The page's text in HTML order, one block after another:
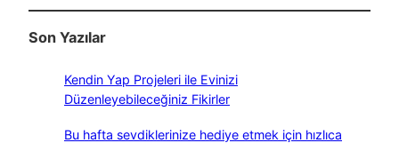
Son Yazılar
Kendin Yap Projeleri ile Evinizi
Düzenleyebileceğiniz Fikirler
Bu hafta sevdiklerinize hediye etmek için hızlıca